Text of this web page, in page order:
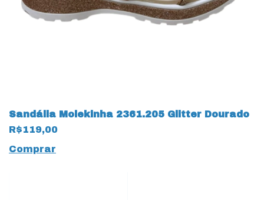
Sandália Molekinha 2361.205 Glitter Dourado
R$119,00
Comprar